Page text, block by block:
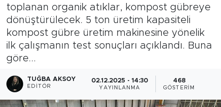
toplanan organik atıklar, kompost gübreye
dönüştürülecek. 5 ton üretim kapasiteli
kompost gübre üretim makinesine yönelik
ilk çalışmanın test sonuçları açıklandı. Buna
göre...
TUĞBA AKSOY
EDITÖR
02.12.2025 - 14:30
YAYINLANMA
468
GÖSTERIM